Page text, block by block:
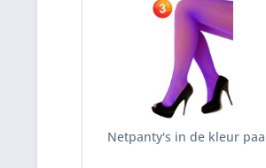
Netpanty's in de kleur